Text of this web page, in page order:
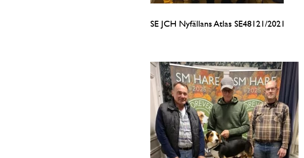
SE JCH Nyfällans Atlas SE48121/2021